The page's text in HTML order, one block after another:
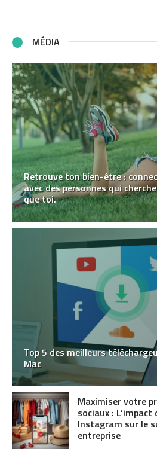
MÉDIA
Retrouve ton bien-être :
avec des personnes qui
que toi.
Top 5 des meilleurs
Mac
Maximiser votre
sociaux :
Instagram sur le
entreprise